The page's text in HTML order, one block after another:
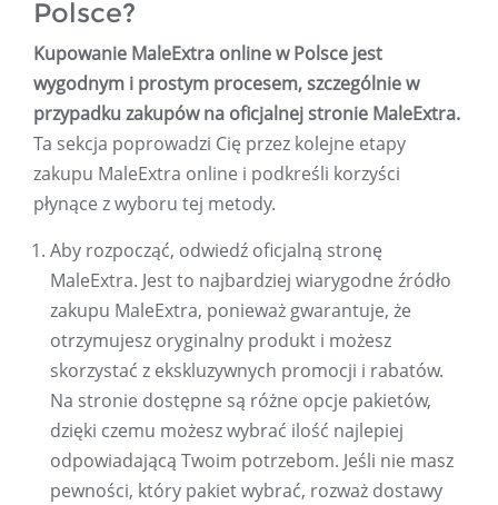
Polsce?
Kupowanie MaleExtra online w Polsce jest
wygodnym i prostym procesem, szczególnie w
przypadku zakupów na oficjalnej stronie MaleExtra.
Ta sekcja poprowadzi Cię przez kolejne etapy
zakupu MaleExtra online i podkreśli korzyści
płynące z wyboru tej metody.
Aby rozpocząć, odwiedź oficjalną stronę
MaleExtra. Jest to najbardziej wiarygodne źródło
zakupu MaleExtra, ponieważ gwarantuje, że
otrzymujesz oryginalny produkt i możesz
skorzystać z ekskluzywnych promocji i rabatów.
Na stronie dostępne są różne opcje pakietów,
dzięki czemu możesz wybrać ilość najlepiej
odpowiadającą Twoim potrzebom. Jeśli nie masz
pewności, który pakiet wybrać, rozważ dostawy